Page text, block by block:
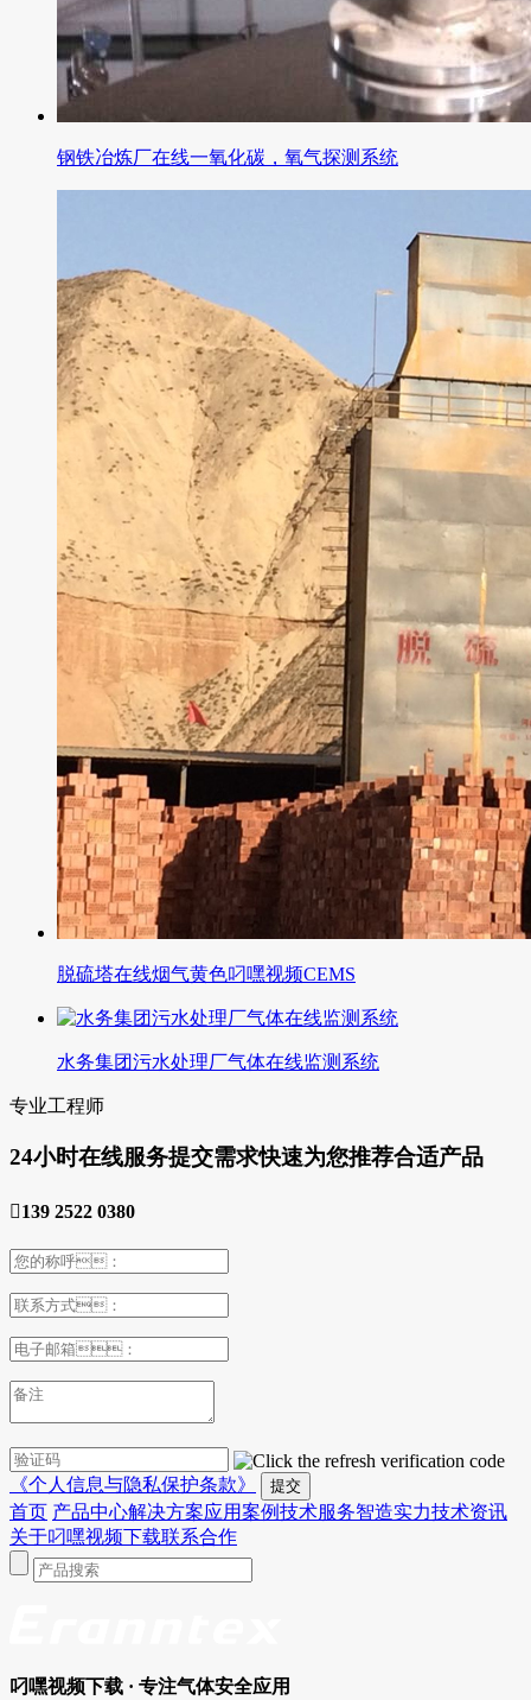
钢铁冶炼厂在线一氧化碳，氧气探测系统
脱硫塔在线烟气黄色叼嘿视频CEMS
水务集团污水处理厂气体在线监测系统
专业工程师
24小时在线服务提交需求快速为您推荐合适产品
139 2522 0380
《个人信息与隐私保护条款》
首页 产品中心解决方案应用案例技术服务智造实力技术资讯
关于叼嘿视频下载联系合作
叼嘿视频下载 · 专注气体安全应用